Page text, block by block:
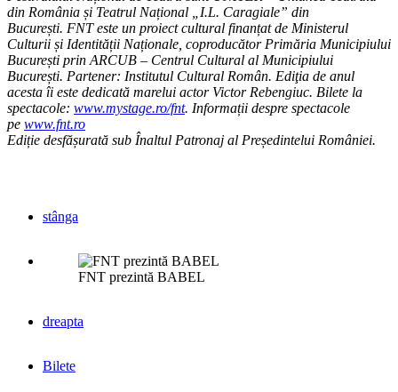
din România și Teatrul Național „I.L. Caragiale” din
București. FNT este un proiect cultural finanțat de Ministerul
Culturii și Identității Naționale, coproducător Primăria Municipiului
București prin ARCUB – Centrul Cultural al Municipiului
București. Partener: Institutul Cultural Român. Ediţia de anul
acesta îi este dedicată marelui actor Victor Rebengiuc. Bilete la
spectacole: www.mystage.ro/fnt. Informații despre spectacole
pe www.fnt.ro
Ediție desfășurată sub Înaltul Patronaj al Președintelui României.
stânga
FNT prezintă BABEL
dreapta
Bilete